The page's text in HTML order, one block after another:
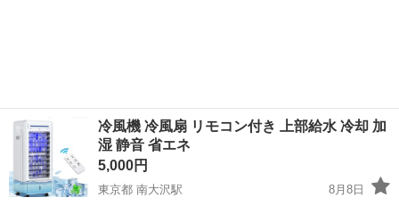
冷風機 冷風扇 リモコン付き 上部給水 冷却 加
湿 静音 省エネ
5,000円
東京都 南大沢駅
8月8日